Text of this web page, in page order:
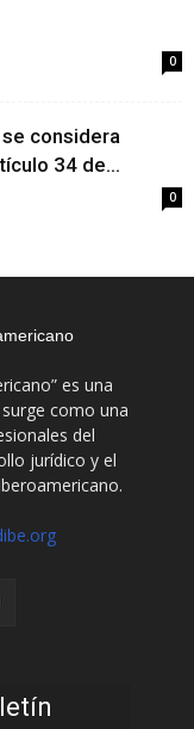
0
considera
34 de...
0
es una
como una
del
jurídico y el